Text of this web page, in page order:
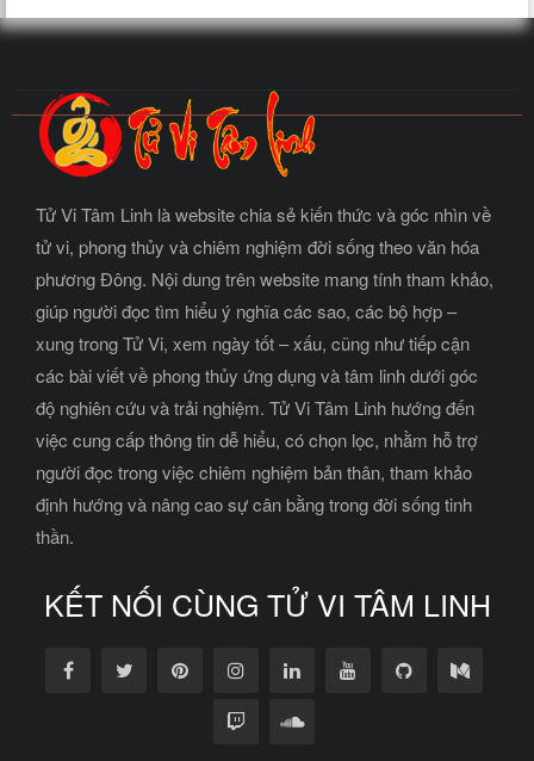
Tử Vi Tâm Linh là website chia sẻ kiến thức và góc nhìn về
tử vi, phong thủy và chiêm nghiệm đời sống theo văn hóa
phương Đông. Nội dung trên website mang tính tham khảo,
giúp người đọc tìm hiểu ý nghĩa các sao, các bộ hợp –
xung trong Tử Vi, xem ngày tốt – xấu, cũng như tiếp cận
các bài viết về phong thủy ứng dụng và tâm linh dưới góc
độ nghiên cứu và trải nghiệm. Tử Vi Tâm Linh hướng đến
việc cung cấp thông tin dễ hiểu, có chọn lọc, nhằm hỗ trợ
người đọc trong việc chiêm nghiệm bản thân, tham khảo
định hướng và nâng cao sự cân bằng trong đời sống tinh
thần.
KẾT NỐI CÙNG TỬ VI TÂM LINH